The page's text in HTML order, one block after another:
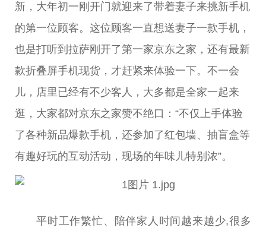
新，大年初一刚开门就迎来了带着妻子来挑新手机
的第一位顾客。这位顾客一直想送妻子一款手机，
也是打听到拉萨刚开了第一家京东之家，还有最新
款折叠屏手机现货，才赶紧来体验一下。不一会
儿，店里已经有不少客人，大多都是全家一起来
逛，大家都对京东之家赞不绝口：“不仅上手体验
了各种新品爆款手机，还参加了红包墙、抽盲盒等
有趣好玩的互动活动，现场的年味儿特别浓”。
平时工作繁忙、陪伴家人时间越来越少,很多